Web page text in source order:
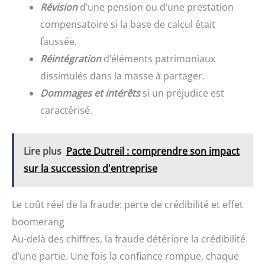
Révisiond’une pension ou d’une prestation
compensatoire si la base de calcul était
faussée.
Réintégrationd’éléments patrimoniaux
dissimulés dans la masse à partager.
Dommages et intérêtssi un préjudice est
caractérisé.
Lire plus Pacte Dutreil : comprendre son impact
sur la succession d'entreprise
Le coût réel de la fraude: perte de crédibilité et effet
boomerang
Au-delà des chiffres, la fraude détériore la crédibilité
d’une partie. Une fois la confiance rompue, chaque